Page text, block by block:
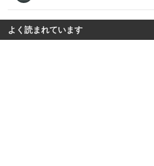
よく読まれています